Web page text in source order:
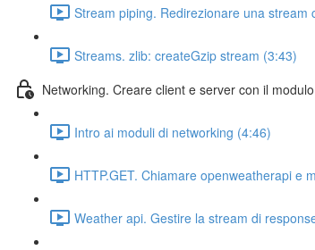
Stream piping. Redirezionare una stream
Streams. zlib: createGzip stream (3:43)
Networking. Creare client e server con il
Intro ai moduli di networking (4:46)
HTTP.GET. Chiamare openweatherapi e
Weather api. Gestire la stream di